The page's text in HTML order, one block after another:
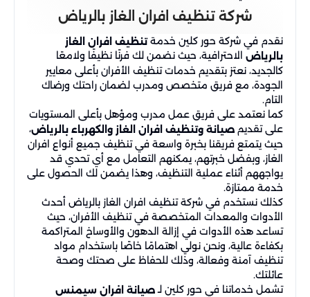
شركة تنظيف افران الغاز بالرياض
نقدم في شركة حور كلين خدمةتنظيف افران الغاز
بالرياض الاحترافية، حيث نضمن لك فرنًا نظيفًا ولامعًا
كالجديد، نعتز بتقديم خدمات تنظيف الأفران بأعلى معايير
الجودة، مع فريق متخصص ومدرب لضمان راحتك ورضاك
التام.
كما نعتمد على فريق عمل مدرب ومؤهل بأعلى المستويات
على تقديم صيانة وتنظيف افران الغاز والكهرباء بالرياض،
حيث يتمتع فريقنا بخبرة واسعة في تنظيف جميع أنواع افران
الغاز، وبفضل خبرتهم، يمكنهم التعامل مع أي تحدي قد
يواجههم أثناء عملية التنظيف، وهذا يضمن لك الحصول على
خدمة ممتازة.
كذلك نستخدم في شركة تنظيف افران الغاز بالرياض أحدث
الأدوات والمعدات المتخصصة في تنظيف الأفران، حيث
تساعد هذه الأدوات في إزالة الدهون والأوساخ المتراكمة
بكفاءة عالية، ونحن نولي اهتمامًا خاصًا باستخدام مواد
تنظيف آمنة وفعالة، وذلك للحفاظ على صحتك وصحة
عائلتك.
تشمل خدماتنا في حور كلين لـصيانة افران سيمنس